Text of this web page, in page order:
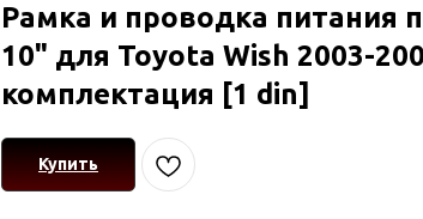
Рамка и проводка питания
10" для Toyota Wish 2003-
комплектация [1 din]
Купить